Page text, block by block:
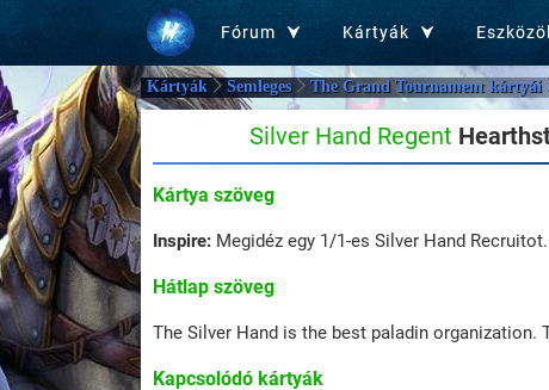
Fórum Kártyák
Kártyák Semleges The Grand Tournament kártyái
Silver Hand Regent
Kártya szöveg
Inspire: Megidéz egy 1/1-es Silver Hand Recruitot.
Hátlap szöveg
The Silver Hand is the best paladin organization.
Kapcsolódó kártyák